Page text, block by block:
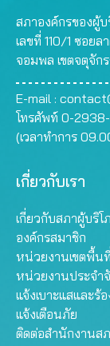
สภาองค์กรของผู้
เลขที่ 110/1 ซอย
จอมพล เขตจตุจัก
E-mail :
โทรศัพท์ 0-
(เวลาทำการ
เกี่ยวกับเรา
เกี่ยวกับสภาผู้บริโ
องค์กรสมาชิก
หน่วยงานเขตพื้นที่
หน่วยงานประจำ
แจ้งเบาะแสและร้
แจ้งเตือนภัย
ติดต่อสำนักงานส